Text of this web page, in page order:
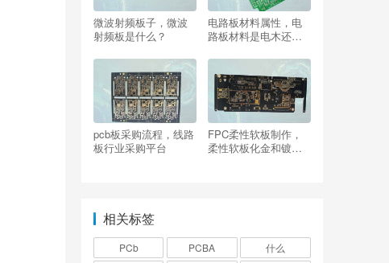
微波射频板子，微波
射频板是什么？
电路板材料属性，电
路板材料是电木还是
pcb板采购流程，线路
板行业采购平台
FPC柔性软板制作，
柔性软板化金和镀金
相关标签
PCb PCBA
什么